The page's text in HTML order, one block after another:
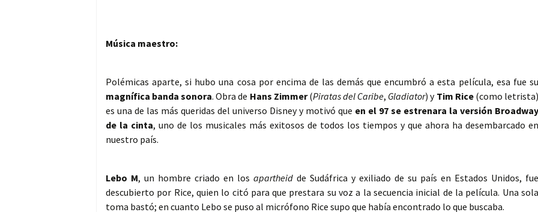
Música maestro:
Polémicas aparte, si hubo una cosa por encima de las demás que encumbró a esta película, esa fue su
magnífica banda sonora. Obra de Hans Zimmer(Piratas del Caribe, Gladiator) y Tim Rice(como letrista)
es una de las más queridas del universo Disney y motivó que en el 97 se estrenara la versión Broadway
de la cinta, uno de los musicales más exitosos de todos los tiempos y que ahora ha desembarcado en
nuestro país.
Lebo M, un hombre criado en los apartheid de Sudáfrica y exiliado de su país en Estados Unidos, fue
descubierto por Rice, quien lo citó para que prestara su voz a la secuencia inicial de la película. Una sola
toma bastó; en cuanto Lebo se puso al micrófono Rice supo que había encontrado lo que buscaba.